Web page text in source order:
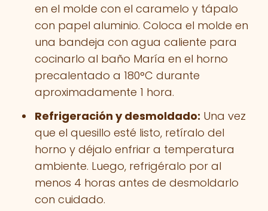
en el molde con el caramelo y tápalo
con papel aluminio. Coloca el molde en
una bandeja con agua caliente para
cocinarlo al baño María en el horno
precalentado a 180°C durante
aproximadamente 1 hora.
Refrigeración y desmoldado: Una vez
que el quesillo esté listo, retíralo del
horno y déjalo enfriar a temperatura
ambiente. Luego, refrigéralo por al
menos 4 horas antes de desmoldarlo
con cuidado.